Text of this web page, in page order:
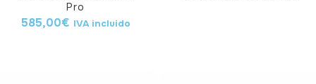
Pro
585,00€ IVA incluido